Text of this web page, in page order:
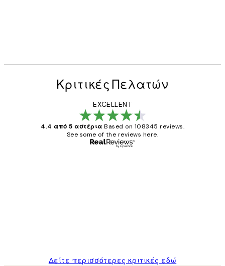
Κριτικές Πελατών
EXCELLENT
4.4 από 5 αστέρια Based on 108345 reviews.
See some of the reviews here.
Δείτε περισσότερες κριτικές εδώ